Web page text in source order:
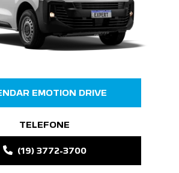
EMOTION DRIVE
TELEFONE
(19) 3772-3700